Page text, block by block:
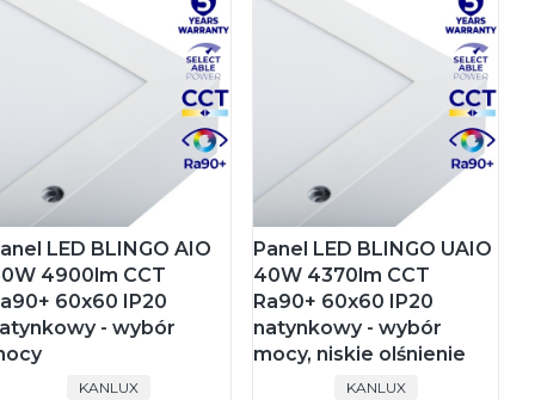
LED BLINGO AIO
4900lm CCT
60x60 IP20
- wybór
PRODUCENT
KANLUX
Panel LED BLINGO UAIO
40W 4370lm CCT
Ra90+ 60x60 IP20
natynkowy - wybór
mocy, niskie olśnienie
PRODUCENT
KANLUX